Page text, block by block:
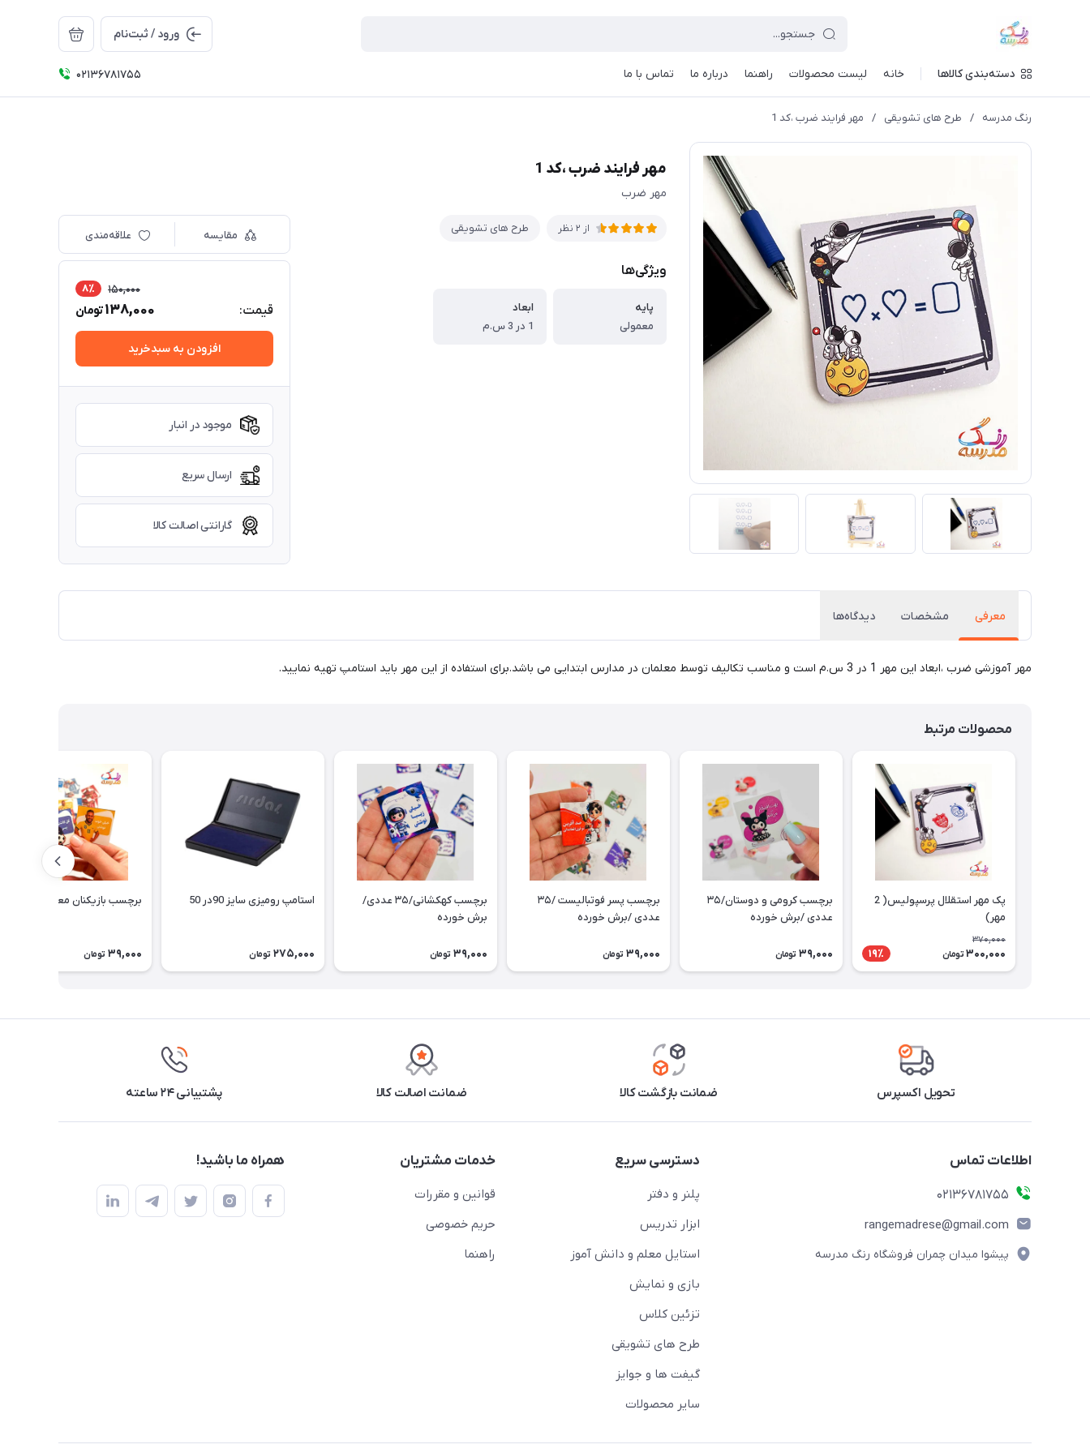
ورود / ثبت‌نام
دسته‌بندی کالاها خانه لیست محصولات راهنما درباره ما تماس با ما 02136781755
رنگ مدرسه / طرح های تشویقی / مهر فرایند ضرب ،کد 1
مهر فرایند ضرب ،کد 1
مهر ضرب
از 2 نظر طرح های تشویقی
ویژگی‌ها
پایه
معمولی
ابعاد
1 در 3 س.م
مقایسه علاقه‌مندی
قیمت:
150,000 8٪
138,000تومان
افزودن به سبدخرید
موجود در انبار
ارسال سریع
گارانتی اصالت کالا
معرفی مشخصات دیدگاه‌ها
مهر آموزشی ضرب ،ابعاد این مهر 1 در 3 س.م است و مناسب تکالیف توسط معلمان در مدارس ابتدایی می باشد.برای استفاده از این مهر باید استامپ تهیه نمایید.
محصولات مرتبط
پک مهر استقلال پرسپولیس( 2
مهر)
370,000
300,000 تومان 19٪
برچسب کرومی و دوستان/۳۵
عددی /برش خورده
39,000 تومان
برچسب پسر فوتبالیست /۳۵
عددی /برش خورده
39,000 تومان
برچسب کهکشانی/۳۵ عددی/
برش خورده
39,000 تومان
استامپ رومیزی سایز 90در 50
275,000 تومان
برچسب بازیکنان معروف فوتبالی
39,000 تومان
تحویل اکسپرس ضمانت بازگشت کالا ضمانت اصالت کالا پشتیبانی ۲۴ ساعته
اطلاعات تماس
02136781755
rangemadrese@gmail.com
پیشوا میدان چمران فروشگاه رنگ مدرسه
دسترسی سریع
پلنر و دفتر
ابزار تدریس
استایل معلم و دانش آموز
بازی و نمایش
تزئین کلاس
طرح های تشویقی
گیفت ها و جوایز
سایر محصولات
خدمات مشتریان
قوانین و مقررات
حریم خصوصی
راهنما
همراه ما باشید!